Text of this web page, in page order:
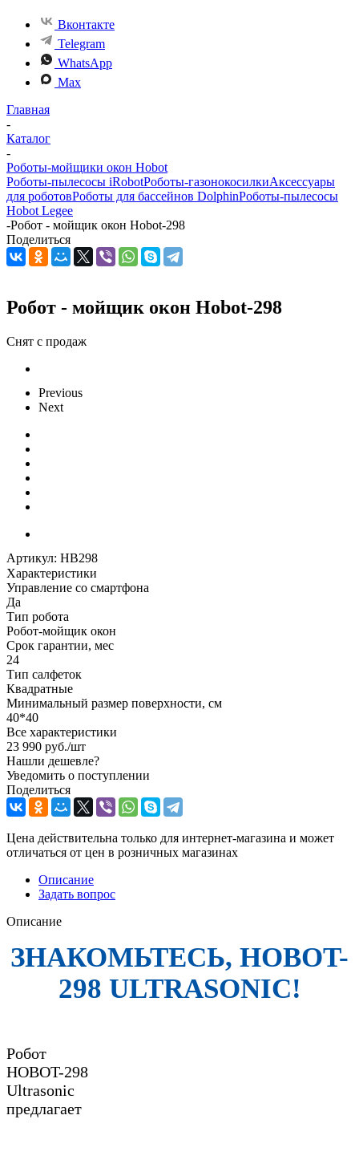
Вконтакте
Telegram
WhatsApp
Max
Главная
-
Каталог
-
Роботы-мойщики окон Hobot
Роботы-пылесосы iRobotРоботы-газонокосилкиАксессуары
для роботовРоботы для бассейнов DolphinРоботы-пылесосы
Hobot Legee
-Робот - мойщик окон Hobot-298
Поделиться
Робот - мойщик окон Hobot-298
Снят с продаж
Previous
Next
Артикул: HB298
Характеристики
Управление со смартфона
Да
Тип робота
Робот-мойщик окон
Срок гарантии, мес
24
Тип салфеток
Квадратные
Минимальный размер поверхности, см
40*40
Все характеристики
23 990 руб./шт
Нашли дешевле?
Уведомить о поступлении
Поделиться
Цена действительна только для интернет-магазина и может
отличаться от цен в розничных магазинах
Описание
Задать вопрос
Описание
ЗНАКОМЬТЕСЬ, HOBOT-
298 ULTRASONIC!
Робот
HOBOT-298
Ultrasonic
предлагает